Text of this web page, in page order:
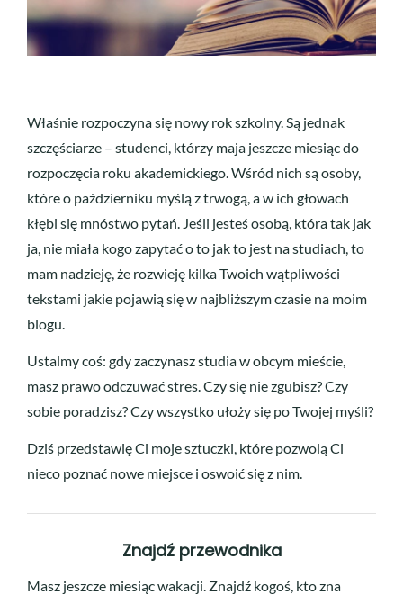
Właśnie rozpoczyna się nowy rok szkolny. Są jednak
szczęściarze – studenci, którzy maja jeszcze miesiąc do
rozpoczęcia roku akademickiego. Wśród nich są osoby,
które o październiku myślą z trwogą, a w ich głowach
kłębi się mnóstwo pytań. Jeśli jesteś osobą, która tak jak
ja, nie miała kogo zapytać o to jak to jest na studiach, to
mam nadzieję, że rozwieję kilka Twoich wątpliwości
tekstami jakie pojawią się w najbliższym czasie na moim
blogu.
Ustalmy coś: gdy zaczynasz studia w obcym mieście,
masz prawo odczuwać stres. Czy się nie zgubisz? Czy
sobie poradzisz? Czy wszystko ułoży się po Twojej myśli?
Dziś przedstawię Ci moje sztuczki, które pozwolą Ci
nieco poznać nowe miejsce i oswoić się z nim.
Znajdź przewodnika
Masz jeszcze miesiąc wakacji. Znajdź kogoś, kto zna